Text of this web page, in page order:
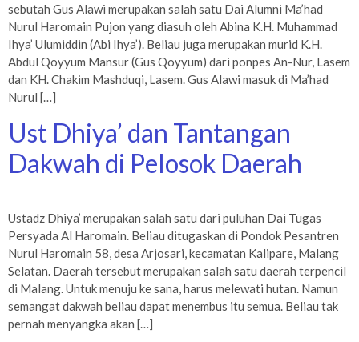
sebutah Gus Alawi merupakan salah satu Dai Alumni Ma’had
Nurul Haromain Pujon yang diasuh oleh Abina K.H. Muhammad
Ihya’ Ulumiddin (Abi Ihya’). Beliau juga merupakan murid K.H.
Abdul Qoyyum Mansur (Gus Qoyyum) dari ponpes An-Nur, Lasem
dan KH. Chakim Mashduqi, Lasem. Gus Alawi masuk di Ma’had
Nurul […]
Ust Dhiya’ dan Tantangan
Dakwah di Pelosok Daerah
Ustadz Dhiya’ merupakan salah satu dari puluhan Dai Tugas
Persyada Al Haromain. Beliau ditugaskan di Pondok Pesantren
Nurul Haromain 58, desa Arjosari, kecamatan Kalipare, Malang
Selatan. Daerah tersebut merupakan salah satu daerah terpencil
di Malang. Untuk menuju ke sana, harus melewati hutan. Namun
semangat dakwah beliau dapat menembus itu semua. Beliau tak
pernah menyangka akan […]